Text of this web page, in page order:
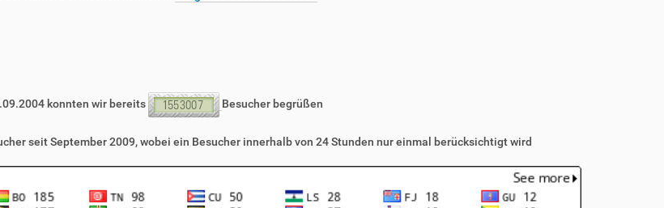
konnten wir bereits Besucher begrüßen
seit September 2009, wobei ein Besucher innerhalb von 24 Stunden nur einmal berücksichtigt wird